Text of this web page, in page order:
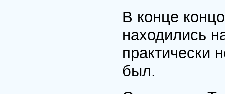
В конце
находились
практически
был.